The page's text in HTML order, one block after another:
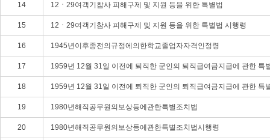
14 12ㆍ29여객기참사 피해구제 및 지원 등을 위한 특별법
15 12ㆍ29여객기참사 피해구제 및 지원 등을 위한 특별법 시행령
16 1945년이후종전의규정에의한학교졸업자자격인정령
17 1959년 12월 31일 이전에 퇴직한 군인의 퇴직급여금지급에 관한 특
18 1959년 12월 31일 이전에 퇴직한 군인의 퇴직급여금지급에 관한 특
19 1980년해직공무원의보상등에관한특별조치법
20 1980년해직공무원의보상등에관한특별조치법시행령